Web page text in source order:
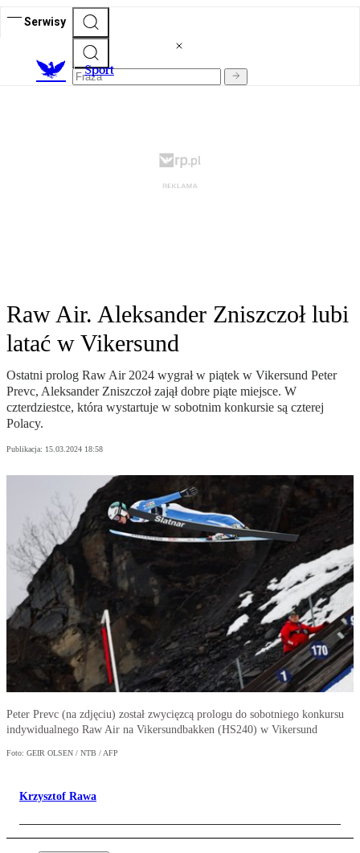
Serwisy
Sport
Raw Air. Aleksander Zniszczoł lubi
latać w Vikersund
Ostatni prolog Raw Air 2024 wygrał w piątek w Vikersund Peter
Prevc, Aleksander Zniszczoł zajął dobre piąte miejsce. W
czterdziestce, która wystartuje w sobotnim konkursie są czterej
Polacy.
Publikacja: 15.03.2024 18:58
Peter Prevc (na zdjęciu) został zwycięzcą prologu do sobotniego konkursu
indywidualnego Raw Air na Vikersundbakken (HS240) w Vikersund
Foto: GEIR OLSEN / NTB / AFP
Krzysztof Rawa